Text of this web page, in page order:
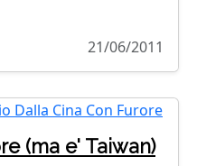
21/06/2011
(ma e' Taiwan)